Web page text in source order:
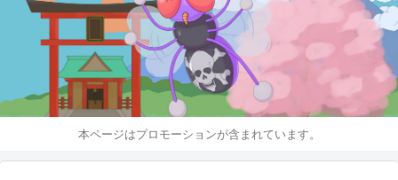
本ページはプロモーションが含まれています。